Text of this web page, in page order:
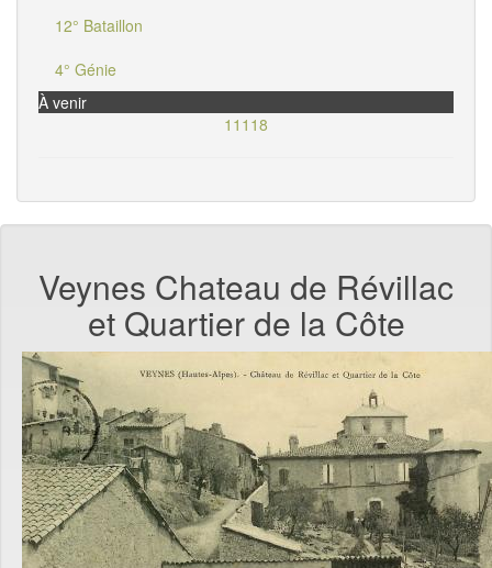
12° Bataillon
4° Génie
À venir
11118
Veynes Chateau de Révillac
et Quartier de la Côte